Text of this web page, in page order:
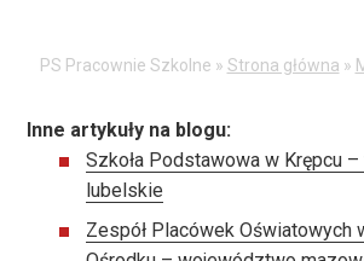
PS Pracownie Szkolne » Strona główna »
Inne artykuły na blogu:
Szkoła Podstawowa w Krępcu
lubelskie
Zespół Placówek Oświatowych